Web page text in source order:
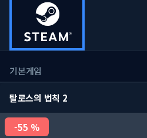
기본게임
탈로스의 법칙 2
55 %